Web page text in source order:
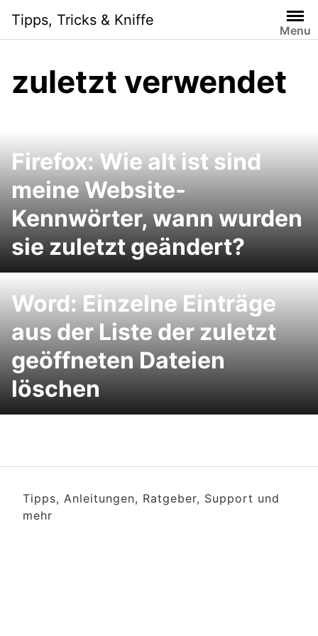
content
Tipps, Tricks & Kniffe
Menu
zuletzt verwendet
Firefox: Wie alt ist sind
meine Website-
Kennwörter, wann wurden
sie zuletzt geändert?
Word: Einzelne Einträge
aus der Liste der zuletzt
geöffneten Dateien
löschen
Tipps, Anleitungen, Ratgeber, Support und
mehr